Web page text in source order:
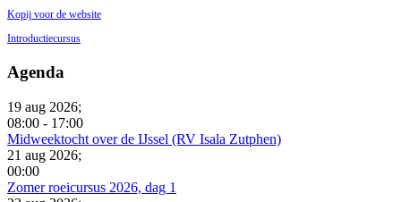
Kopij voor de website
Introductiecursus
Agenda
19 aug 2026;
08:00 - 17:00
Midweektocht over de IJssel (RV Isala Zutphen)
21 aug 2026;
00:00
Zomer roeicursus 2026, dag 1